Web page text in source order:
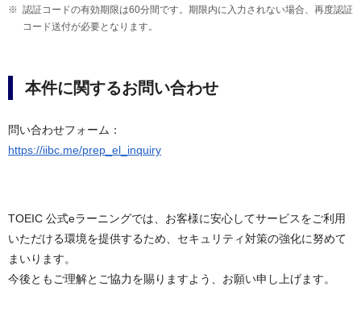
認証コードの有効期限は60分間です。期限内に入力されない場合、再度認証
コード送付が必要となります。
本件に関するお問い合わせ
問い合わせフォーム：
https://iibc.me/prep_el_inquiry
TOEIC 公式eラーニングでは、お客様に安心してサービスをご利用
いただける環境を提供するため、セキュリティ対策の強化に努めて
まいります。
今後ともご理解とご協力を賜りますよう、お願い申し上げます。